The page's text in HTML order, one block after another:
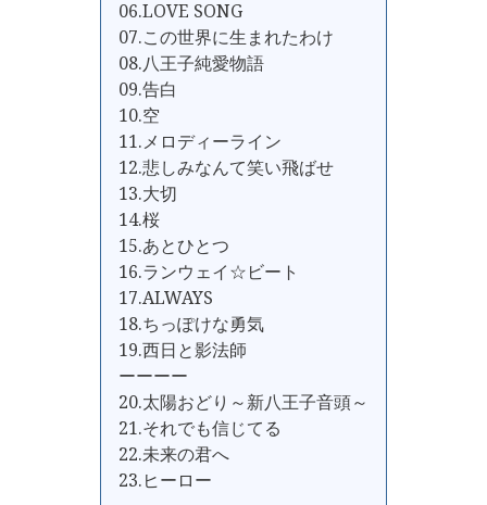
06.LOVE SONG
07.この世界に生まれたわけ
08.八王子純愛物語
09.告白
10.空
11.メロディーライン
12.悲しみなんて笑い飛ばせ
13.大切
14.桜
15.あとひとつ
16.ランウェイ☆ビート
17.ALWAYS
18.ちっぽけな勇気
19.西日と影法師
ーーーー
20.太陽おどり～新八王子音頭～
21.それでも信じてる
22.未来の君へ
23.ヒーロー